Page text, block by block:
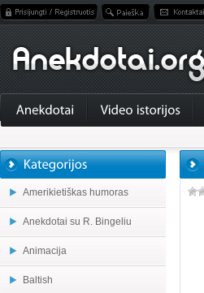
Amerikietiškas humoras
Anekdotai su R. Bingeliu
Animacija
Baltish